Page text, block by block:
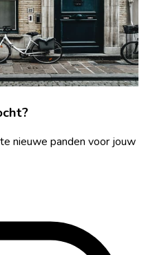
nieuwe panden voor jouw